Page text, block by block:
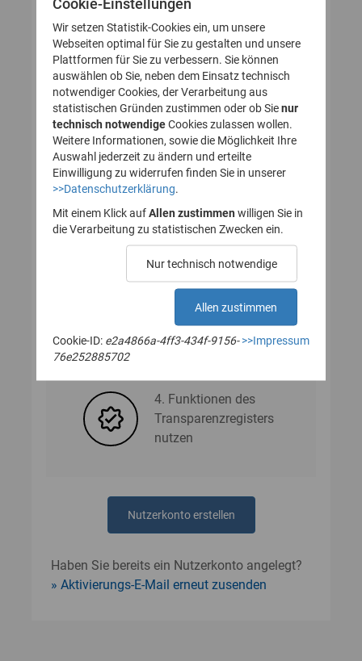
GwG zu stellen
So legen Sie Ihr Nutzerkonto für
das Transparenzregister an
(Registrierung):
1. Nutzerkonto erstellen
des Nutzerkontos
bestätigen
3. Nutzerdaten angeben
4. Funktionen des
Transparenzregisters
nutzen
Nutzerkonto erstellen
Haben Sie bereits ein Nutzerkonto angelegt?
Aktivierungs-E-Mail erneut zusenden
Wir setzen Statistik-Cookies ein, um unsere
Webseiten optimal für Sie zu gestalten und unsere
Plattformen für Sie zu verbessern. Sie können
auswählen ob Sie, neben dem Einsatz technisch
notwendiger Cookies, der Verarbeitung aus
statistischen Gründen zustimmen oder ob Sienur
technisch notwendigeCookies zulassen wollen.
Weitere Informationen, sowie die Möglichkeit Ihre
Auswahl jederzeit zu ändern und erteilte
Einwilligung zu widerrufen finden Sie in unserer
>>Datenschutzerklärung
Mit einem Klick auf Allen zustimmen willigen Sie in
die Verarbeitung zu statistischen Zwecken ein.
Nur technisch notwendige
Allen zustimmen
Cookie-ID: e2a4866a-4ff3-434f-9156-
76e252885702
>>Impressum